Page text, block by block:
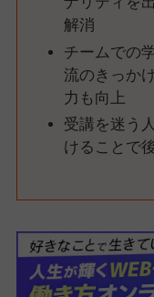
解消
チームでの
流のきっか
力も向上
受講を迷う
けることで